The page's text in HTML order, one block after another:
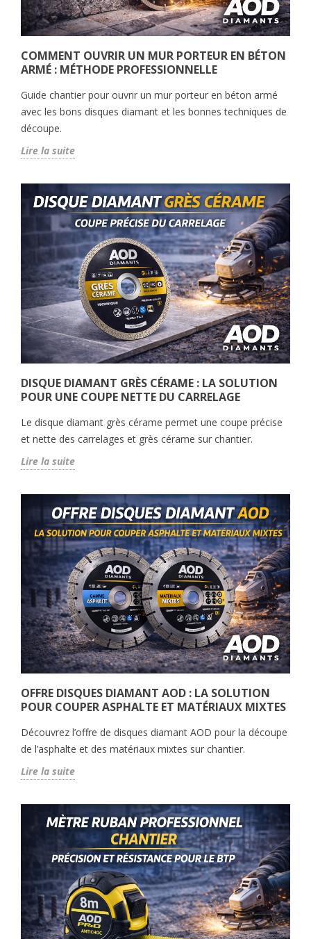
COMMENT OUVRIR UN MUR PORTEUR EN BÉTON
ARMÉ : MÉTHODE PROFESSIONNELLE
Guide chantier pour ouvrir un mur porteur en béton armé
avec les bons disques diamant et les bonnes techniques de
découpe.
Lire la suite
DISQUE DIAMANT GRÈS CÉRAME : LA SOLUTION
POUR UNE COUPE NETTE DU CARRELAGE
Le disque diamant grès cérame permet une coupe précise
et nette des carrelages et grès cérame sur chantier.
Lire la suite
OFFRE DISQUES DIAMANT AOD : LA SOLUTION
POUR COUPER ASPHALTE ET MATÉRIAUX MIXTES
Découvrez l’offre de disques diamant AOD pour la découpe
de l’asphalte et des matériaux mixtes sur chantier.
Lire la suite